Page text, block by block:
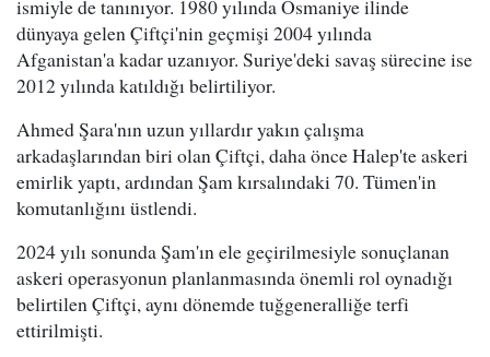
ismiyle de tanınıyor. 1980 yılında Osmaniye ilinde
dünyaya gelen Çiftçi'nin geçmişi 2004 yılında
Afganistan'a kadar uzanıyor. Suriye'deki savaş sürecine ise
2012 yılında katıldığı belirtiliyor.
Ahmed Şara'nın uzun yıllardır yakın çalışma
arkadaşlarından biri olan Çiftçi, daha önce Halep'te askeri
emirlik yaptı, ardından Şam kırsalındaki 70. Tümen'in
komutanlığını üstlendi.
2024 yılı sonunda Şam'ın ele geçirilmesiyle sonuçlanan
askeri operasyonun planlanmasında önemli rol oynadığı
belirtilen Çiftçi, aynı dönemde tuğgeneralliğe terfi
ettirilmişti.